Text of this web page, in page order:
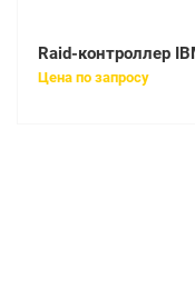
Цена по запросу